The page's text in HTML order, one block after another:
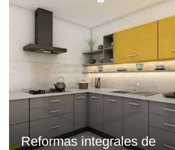
Reformas integrales de